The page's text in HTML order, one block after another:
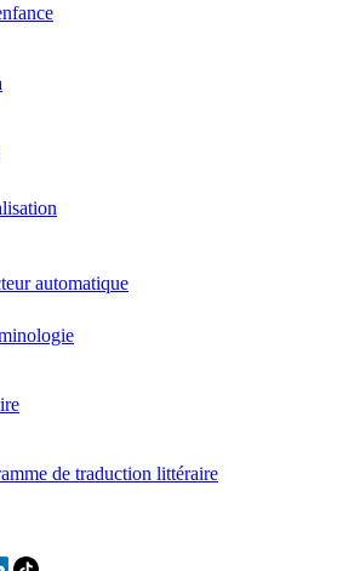
automatique
de traduction littéraire